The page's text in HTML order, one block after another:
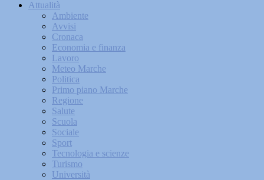
Attualità
Ambiente
Avvisi
Cronaca
Economia e finanza
Lavoro
Meteo Marche
Politica
Primo piano Marche
Regione
Salute
Scuola
Sociale
Sport
Tecnologia e scienze
Turismo
Università